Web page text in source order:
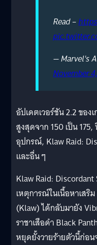
Read –
— Marvel's
November
อัปเดตเวอร์ชัน 2.2 ของ
สูงสุดจาก 150 เป็น
อุปกรณ์, Klaw Raid:
และอื่น ๆ
Klaw Raid: Discordant
เหตุการณ์ในเนื้อหาเสริ
(Klaw) ได้กลับมายัง
ราชาเสือดำ Black
หยุดยั้งวายร้ายตัวนี้ก่อน